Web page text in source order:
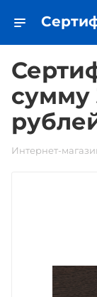
сумму
Интернет-